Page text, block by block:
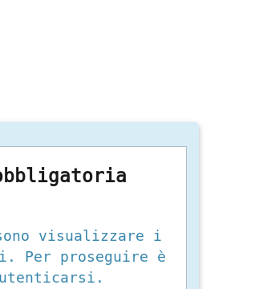
visualizzare i
proseguire è